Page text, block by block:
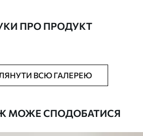
Можна додати лакове покриття.
ПРО ПРОДУКТ
ВСЮ ГАЛЕРЕЮ
МОЖЕ СПОДОБАТИСЯ